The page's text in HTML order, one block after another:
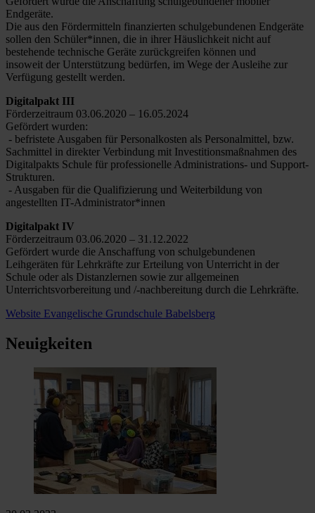
Endgeräte.
Die aus den Fördermitteln finanzierten schulgebundenen Endgeräte
sollen den Schüler*innen, die in ihrer Häuslichkeit nicht auf
bestehende technische Geräte zurückgreifen können und
insoweit der Unterstützung bedürfen, im Wege der Ausleihe zur
Verfügung gestellt werden.
Digitalpakt III
Förderzeitraum 03.06.2020 – 16.05.2024
Gefördert wurden:
- befristete Ausgaben für Personalkosten als Personalmittel, bzw.
Sachmittel in direkter Verbindung mit Investitionsmaßnahmen des
Digitalpakts Schule für professionelle Administrations- und Support-
Strukturen.
- Ausgaben für die Qualifizierung und Weiterbildung von
angestellten IT-Administrator*innen
Digitalpakt IV
Förderzeitraum 03.06.2020 – 31.12.2022
Gefördert wurde die Anschaffung von schulgebundenen
Leihgeräten für Lehrkräfte zur Erteilung von Unterricht in der
Schule oder als Distanzlernen sowie zur allgemeinen
Unterrichtsvorbereitung und /-nachbereitung durch die Lehrkräfte.
Website Evangelische Grundschule Babelsberg
Neuigkeiten